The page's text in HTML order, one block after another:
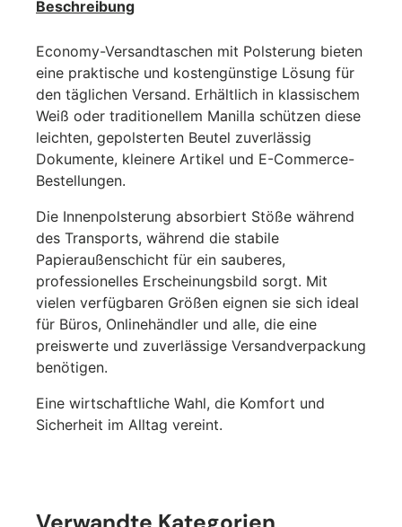
Fornavn *
Beschreibung
Economy-Versandtaschen mit Polsterung bieten
eine praktische und kostengünstige Lösung für
den täglichen Versand. Erhältlich in klassischem
Weiß oder traditionellem Manilla schützen diese
leichten, gepolsterten Beutel zuverlässig
Dokumente, kleinere Artikel und E-Commerce-
Bestellungen.
Die Innenpolsterung absorbiert Stöße während
des Transports, während die stabile
Papieraußenschicht für ein sauberes,
professionelles Erscheinungsbild sorgt. Mit
vielen verfügbaren Größen eignen sie sich ideal
für Büros, Onlinehändler und alle, die eine
preiswerte und zuverlässige Versandverpackung
benötigen.
Eine wirtschaftliche Wahl, die Komfort und
Sicherheit im Alltag vereint.